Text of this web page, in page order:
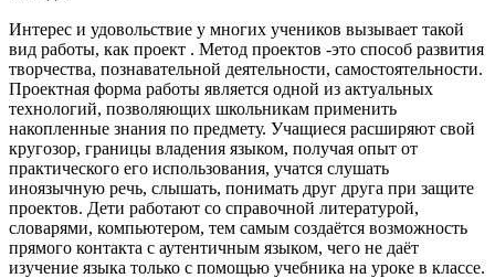
Интерес и удовольствие у многих учеников вызывает такой
вид работы, как проект . Метод проектов -это способ развития
творчества, познавательной деятельности, самостоятельности.
Проектная форма работы является одной из актуальных
технологий, позволяющих школьникам применить
накопленные знания по предмету. Учащиеся расширяют свой
кругозор, границы владения языком, получая опыт от
практического его использования, учатся слушать
иноязычную речь, слышать, понимать друг друга при защите
проектов. Дети работают со справочной литературой,
словарями, компьютером, тем самым создаётся возможность
прямого контакта с аутентичным языком, чего не даёт
изучение языка только с помощью учебника на уроке в классе.